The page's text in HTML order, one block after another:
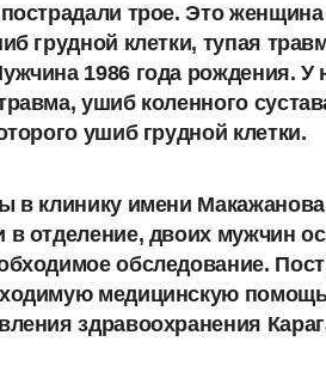
трое. Это женщина
грудной клетки, тупая
1986 года рождения. У
ушиб коленного
ушиб грудной клетки.
в клинику имени
в отделение, двоих мужчин
обследование.
медицинскую
здравоохранения